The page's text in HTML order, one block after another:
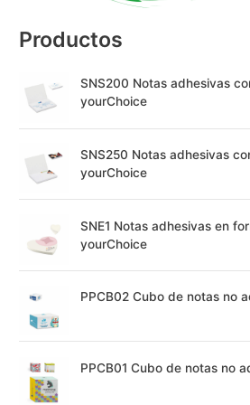
Productos
SNS200 Notas adhesivas
yourChoice
SNS250 Notas adhesivas
yourChoice
SNE1 Notas adhesivas en
yourChoice
PPCB02 Cubo de notas no
PPCB01 Cubo de notas no